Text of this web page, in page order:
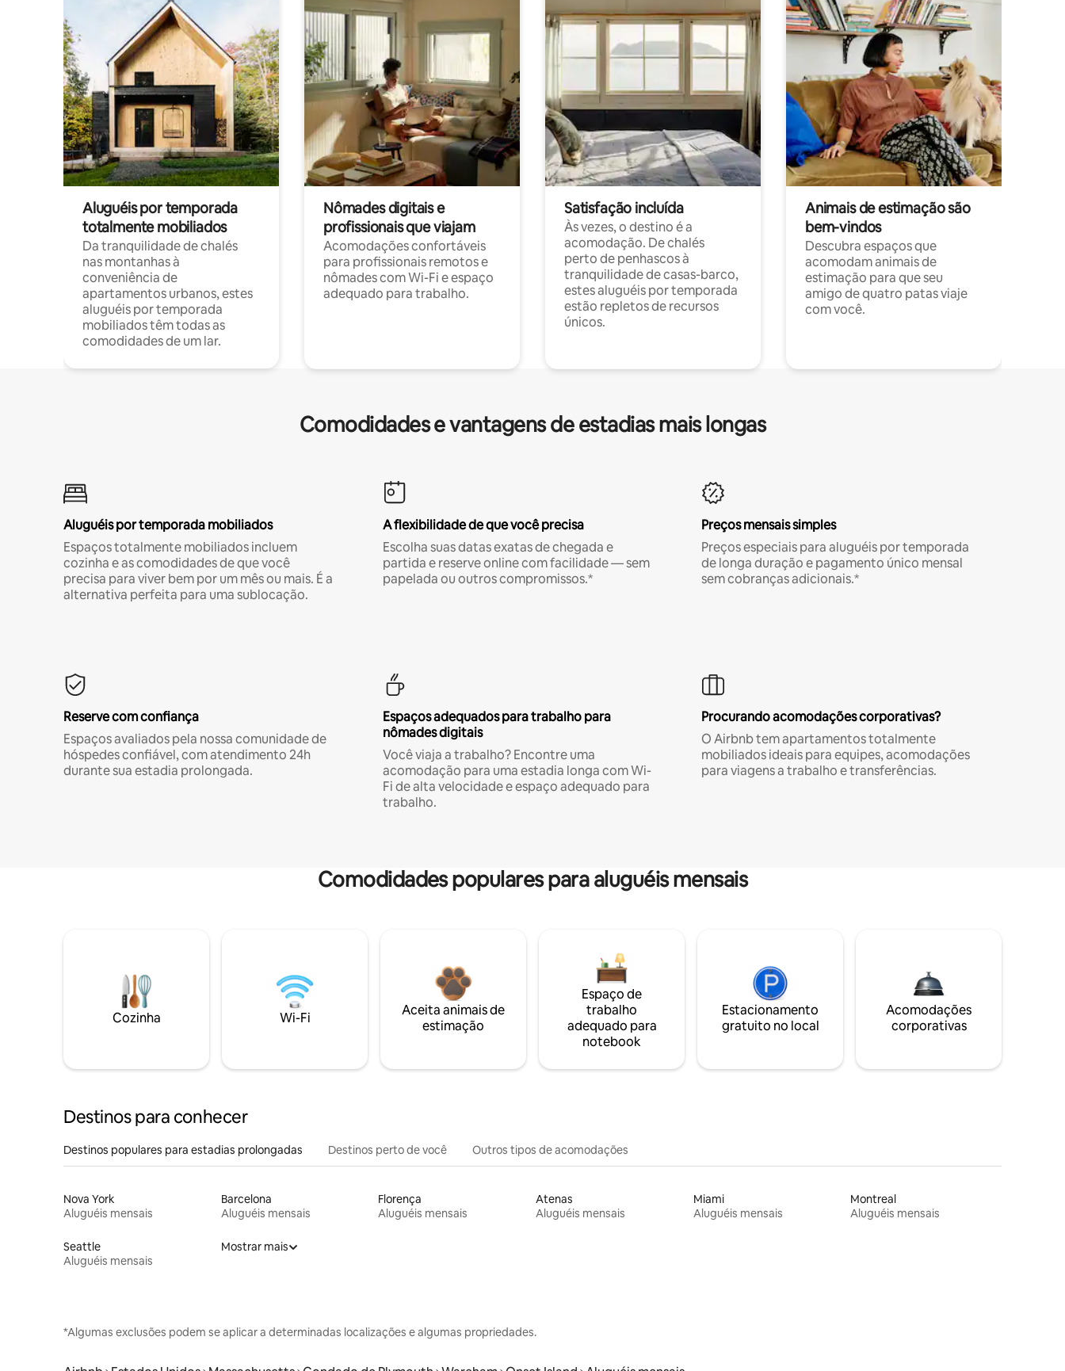
Aluguéis por temporada
totalmente mobiliados
Da tranquilidade de chalés
nas montanhas à
conveniência de
apartamentos urbanos, estes
aluguéis por temporada
mobiliados têm todas as
comodidades de um lar.
Nômades digitais e
profissionais que viajam
Acomodações confortáveis
para profissionais remotos e
nômades com Wi-Fi e espaço
adequado para trabalho.
Satisfação incluída
Às vezes, o destino é a
acomodação. De chalés
perto de penhascos à
tranquilidade de casas-barco,
estes aluguéis por temporada
estão repletos de recursos
únicos.
Animais de estimação são
bem-vindos
Descubra espaços que
acomodam animais de
estimação para que seu
amigo de quatro patas viaje
com você.
Comodidades e vantagens de estadias mais longas
Aluguéis por temporada mobiliados
Espaços totalmente mobiliados incluem
cozinha e as comodidades de que você
precisa para viver bem por um mês ou mais. É a
alternativa perfeita para uma sublocação.
A flexibilidade de que você precisa
Escolha suas datas exatas de chegada e
partida e reserve online com facilidade — sem
papelada ou outros compromissos.*
Preços mensais simples
Preços especiais para aluguéis por temporada
de longa duração e pagamento único mensal
sem cobranças adicionais.*
Reserve com confiança
Espaços avaliados pela nossa comunidade de
hóspedes confiável, com atendimento 24h
durante sua estadia prolongada.
Espaços adequados para trabalho para
nômades digitais
Você viaja a trabalho? Encontre uma
acomodação para uma estadia longa com Wi-
Fi de alta velocidade e espaço adequado para
trabalho.
Procurando acomodações corporativas?
O Airbnb tem apartamentos totalmente
mobiliados ideais para equipes, acomodações
para viagens a trabalho e transferências.
Comodidades populares para aluguéis mensais
Cozinha Wi-Fi
Aceita animais de
estimação
Espaço de
trabalho
adequado para
notebook
Estacionamento
gratuito no local
Acomodações
corporativas
Destinos para conhecer
Destinos populares para estadias prolongadas Destinos perto de você Outros tipos de acomodações
Nova York
Aluguéis mensais
Barcelona
Aluguéis mensais
Florença
Aluguéis mensais
Atenas
Aluguéis mensais
Miami
Aluguéis mensais
Montreal
Aluguéis mensais
Seattle
Aluguéis mensais
Mostrar mais
*Algumas exclusões podem se aplicar a determinadas localizações e algumas propriedades.